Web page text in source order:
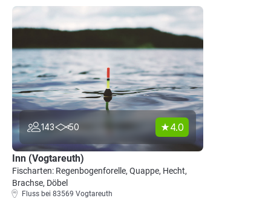
143 50 4.0
Inn (Vogtareuth)
Fischarten: Regenbogenforelle, Quappe, Hecht,
Brachse, Döbel
Fluss bei 83569 Vogtareuth